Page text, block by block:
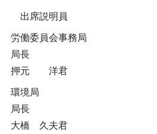
出席説明員
労働委員会事務局
局長
押元 洋君
環境局
局長
大橋 久夫君